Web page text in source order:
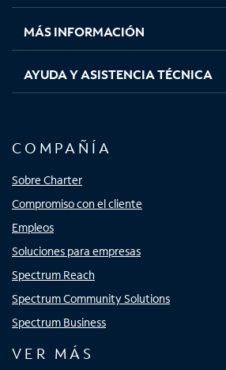
nuevanuevanuevanueva
MÁS INFORMACIÓN
AYUDA Y ASISTENCIA TÉCNICA
COMPAÑÍA
Sobre Charter
Compromiso con el cliente
Empleos
Soluciones para empresas
Spectrum Reach
Spectrum Community Solutions
Spectrum Business
VER MÁS